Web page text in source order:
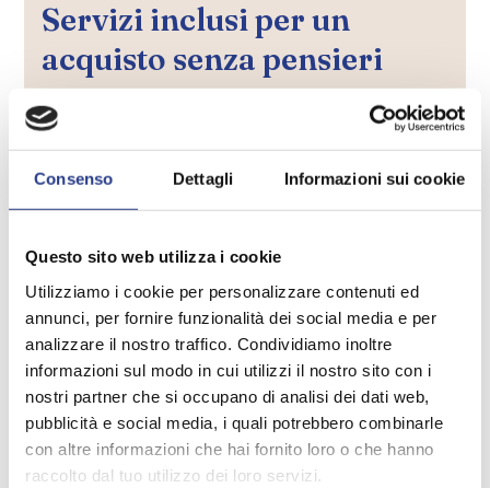
Consenso Dettagli Informazioni sui cookie
Questo sito web utilizza i cookie
Utilizziamo i cookie per personalizzare contenuti ed
annunci, per fornire funzionalità dei social media e per
analizzare il nostro traffico. Condividiamo inoltre
informazioni sul modo in cui utilizzi il nostro sito con i
nostri partner che si occupano di analisi dei dati web,
pubblicità e social media, i quali potrebbero combinarle
con altre informazioni che hai fornito loro o che hanno
raccolto dal tuo utilizzo dei loro servizi.
Servizi inclusi per un
acquisto senza pensieri
Dalla scelta del modello alla consegna a casa*, ti
artigianale e competenza. Perché la qualità non è
solo nel materasso, ma in tutta l’esperienza.
Dalla consulenza a casa tua